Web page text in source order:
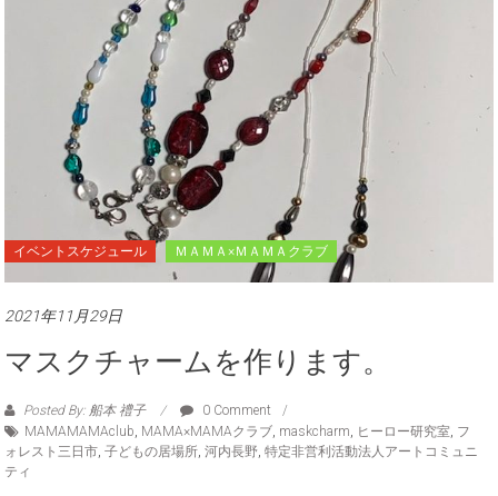
イベントスケジュール ＭＡＭＡ×ＭＡＭＡクラブ
2021年11月29日
マスクチャームを作ります。
Posted By: 船本 禮子
0 Comment
MAMAMAMAclub, MAMA×MAMAクラブ, maskcharm, ヒーロー研究室, フ
ォレスト三日市,子どもの居場所,河内長野,特定非営利活動法人アートコミュニ
ティ